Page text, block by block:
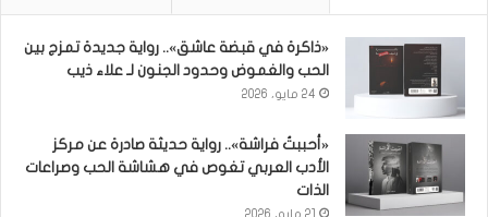
«ذاكرة في قبضة عاشق».. رواية جديدة تمزج بين
الحب والغموض وحدود الجنون لـ علاء ذيب
24 مايو، 2026
«أحببتُ فراشة».. رواية حديثة صادرة عن مركز
الأدب العربي تغوص في هشاشة الحب وصراعات
الذات
21 مايو، 2026